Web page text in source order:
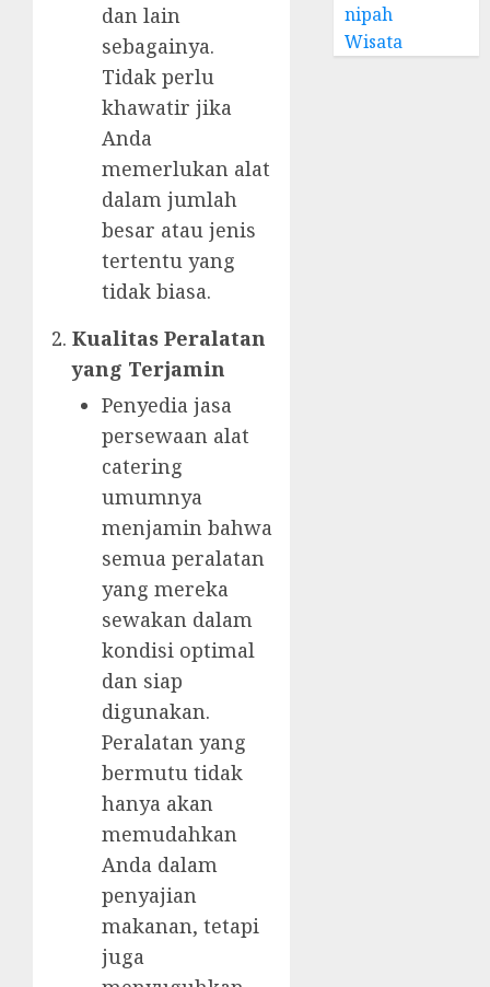
dan lain
sebagainya.
Tidak perlu
khawatir jika
Anda
memerlukan alat
dalam jumlah
besar atau jenis
tertentu yang
tidak biasa.
Kualitas Peralatan
yang Terjamin
Penyedia jasa
persewaan alat
catering
umumnya
menjamin bahwa
semua peralatan
yang mereka
sewakan dalam
kondisi optimal
dan siap
digunakan.
Peralatan yang
bermutu tidak
hanya akan
memudahkan
Anda dalam
penyajian
makanan, tetapi
juga
nipah
Wisata